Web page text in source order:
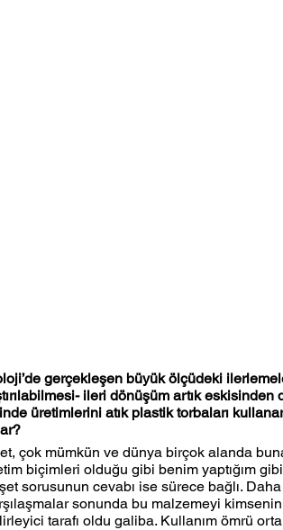
gerçekleşen büyük ölçüdeki
ileri dönüşüm artık
üretimlerini atık plastik torbaları
çok mümkün ve dünya birçok alanda
biçimleri olduğu gibi benim yaptığım
sorusunun cevabı ise sürece bağlı.
sonunda bu malzemeyi
tarafı oldu galiba. Kullanım ömrü